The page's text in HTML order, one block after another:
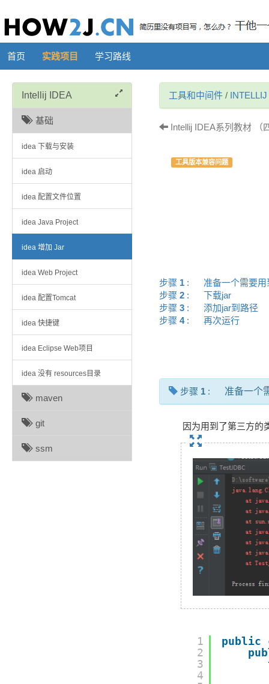
首页 实践项目 学习路线
Intellij IDEA
基础
idea 下载与安装
idea 启动
idea 配置文件位置
idea Java Project
idea 增加 Jar
idea Web Project
idea 配置Tomcat
idea 快捷键
idea Eclipse Web项目
idea 没有 resources目录
maven
git
ssm
工具和中间件 /
Intellij IDEA系列教材 （
工具版本兼容问题
步骤 1 :
准备一个需要
步骤 2 :
下载jar
步骤 3 :
添加jar到路径
步骤 4: 再次运行
步骤 1 : 准备一个
因为用到了第三方的
1
2
3
4
public